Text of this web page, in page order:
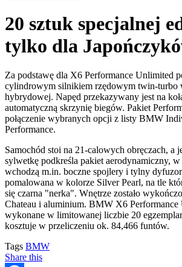
20 sztuk specjalnej
tylko dla
Za podstawę dla X6 Performance Unlimited
cylindrowym silnikiem rzędowym twin-turbo
hybrydowej. Napęd przekazywany jest na
automatyczną skrzynię biegów. Pakiet
połączenie wybranych opcji z listy BMW
Performance.
Samochód stoi na 21-calowych obręczach, a
sylwetkę podkreśla pakiet aerodynamiczny, w
wchodzą m.in. boczne spojlery i tylny dyfuzor.
pomalowana w kolorze Silver Pearl, na tle
się czarna "nerka". Wnętrze zostało
Chateau i aluminium. BMW X6 Performance
wykonane w limitowanej liczbie 20
kosztuje w przeliczeniu ok. 84,466 funtów.
Tags BMW
Share this